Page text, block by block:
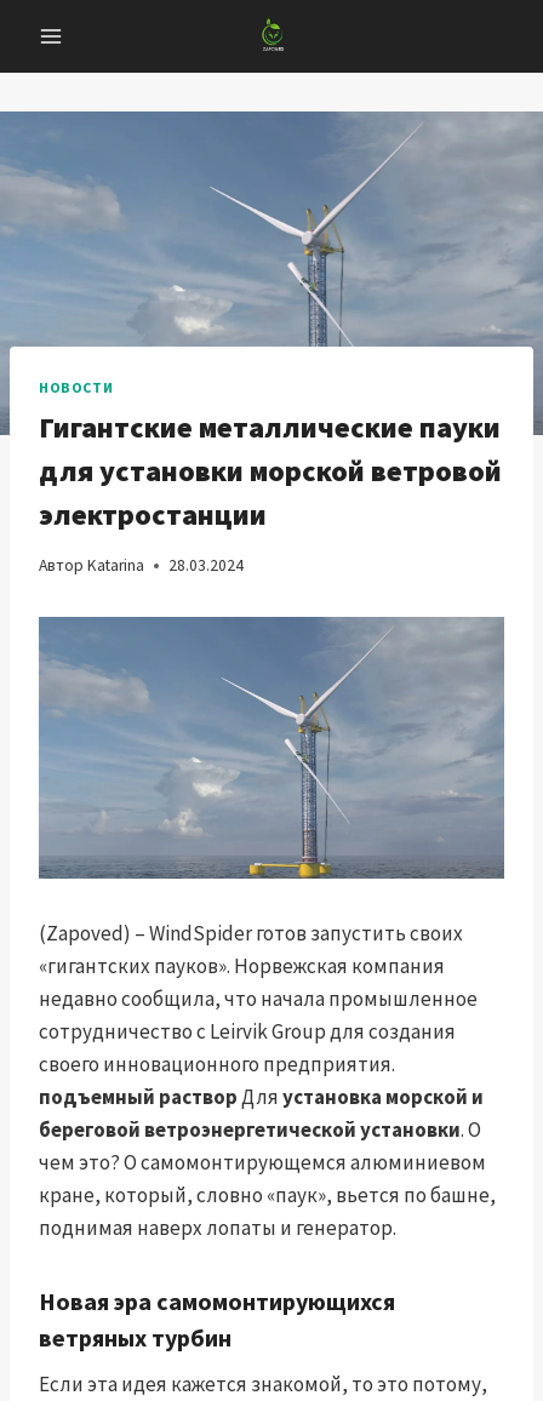
содержанию
НОВОСТИ
Гигантские металлические пауки
для установки морской ветровой
электростанции
Автор Katarina 28.03.2024
(Zapoved) – WindSpider готов запустить своих
«гигантских пауков». Норвежская компания
недавно сообщила, что начала промышленное
сотрудничество с Leirvik Group для создания
своего инновационного предприятия.
подъемный растворДляустановка морской и
береговой ветроэнергетической установки. О
чем это? О самомонтирующемся алюминиевом
кране, который, словно «паук», вьется по башне,
поднимая наверх лопаты и генератор.
Новая эра самомонтирующихся
ветряных турбин
Если эта идея кажется знакомой, то это потому,